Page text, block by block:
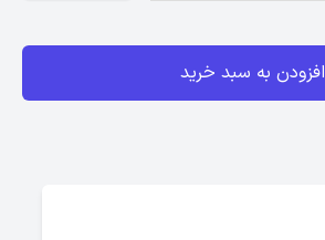
افزودن به سبد خرید